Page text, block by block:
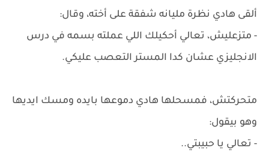
ألقى هادي نظرة مليانه شفقة على أخته، وقال:
- متزعليش، تعالي أحكيلك اللي عملته بسمه في درس
الانجليزي عشان كدا المستر التعصب عليكي.
متحركتش، فمسحلها هادي دموعها بايده ومسك ايديها
وهو بيقول:
- تعالي يا حبيبتي..